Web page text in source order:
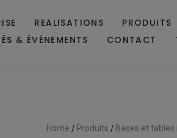
REALISATIONS PRODUITS
& ÉVÉNEMENTS
CONTACT
Home / Produits / Bases et